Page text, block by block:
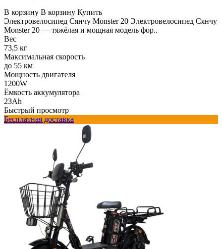
В корзину В корзину Купить
Электровелосипед Сянчу Monster 20 Электровелосипед Сянчу
Monster 20 — тяжёлая и мощная модель фор..
Вес
73,5 кг
Максимальная скорость
до 55 км
Мощность двигателя
1200W
Ёмкость аккумулятора
23Ah
Быстрый просмотр
Бесплатная доставка